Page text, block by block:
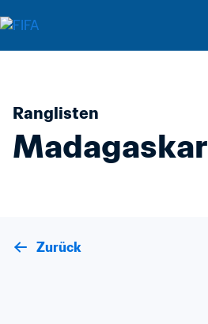
Ranglisten
Madagaskar
Zurück